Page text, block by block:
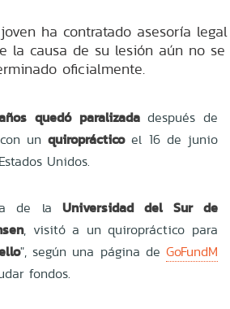
ha contratado asesoría legal
la causa de su lesión aún no se
oficialmente.
quedó paralizadadespués de
un quiropráctico el 16 de junio
Unidos.
de la
Universidad del Sur de
, visitó a un quiropráctico para
", según una página de GoFundM
fondos.